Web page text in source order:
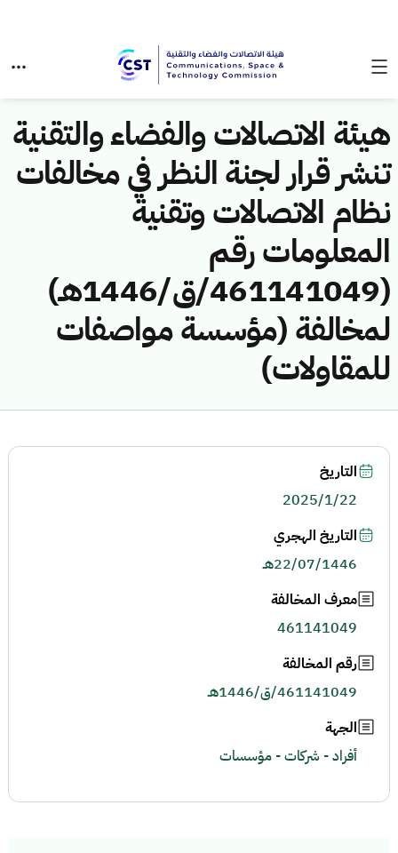
هيئة الاتصالات والفضاء والتقنية
تنشر قرار لجنة النظر في مخالفات
نظام الاتصالات وتقنية
المعلومات رقم
(461141049/ق/1446هـ)
لمخالفة (مؤسسة مواصفات
للمقاولات)
التاريخ
2025/1/22
التاريخ الهجري
22/07/1446هـ
معرف المخالفة
461141049
رقم المخالفة
461141049/ق/1446هـ
الجهة
أفراد - شركات - مؤسسات